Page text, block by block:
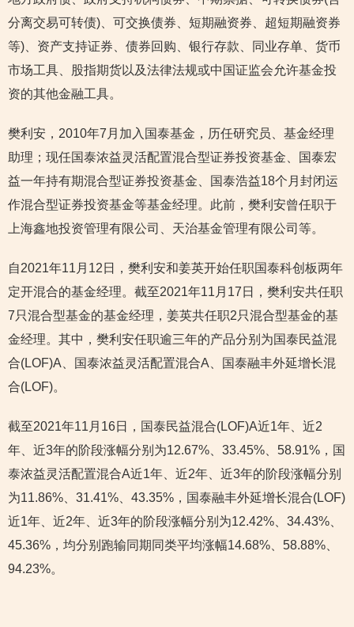
分离交易可转债)、可交换债券、短期融资券、超短期融资券
等)、资产支持证券、债券回购、银行存款、同业存单、货币
市场工具、股指期货以及法律法规或中国证监会允许基金投
资的其他金融工具。
樊利安，2010年7月加入国泰基金，历任研究员、基金经理
助理；现任国泰浓益灵活配置混合型证券投资基金、国泰宏
益一年持有期混合型证券投资基金、国泰浩益18个月封闭运
作混合型证券投资基金等基金经理。此前，樊利安曾任职于
上海鑫地投资管理有限公司、天治基金管理有限公司等。
自2021年11月12日，樊利安和姜英开始任职国泰科创板两年
定开混合的基金经理。截至2021年11月17日，樊利安共任职
7只混合型基金的基金经理，姜英共任职2只混合型基金的基
金经理。其中，樊利安任职逾三年的产品分别为国泰民益混
合(LOF)A、国泰浓益灵活配置混合A、国泰融丰外延增长混
合(LOF)。
截至2021年11月16日，国泰民益混合(LOF)A近1年、近2
年、近3年的阶段涨幅分别为12.67%、33.45%、58.91%，国
泰浓益灵活配置混合A近1年、近2年、近3年的阶段涨幅分别
为11.86%、31.41%、43.35%，国泰融丰外延增长混合(LOF)
近1年、近2年、近3年的阶段涨幅分别为12.42%、34.43%、
45.36%，均分别跑输同期同类平均涨幅14.68%、58.88%、
94.23%。